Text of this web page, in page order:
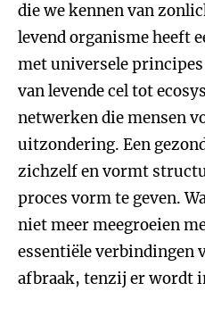
die we kennen van
levend organisme heeft
met universele
van levende cel tot
netwerken die mensen
uitzondering. Een
zichzelf en vormt
proces vorm te geven.
niet meer meegroeien
essentiële verbindingen
afbraak, tenzij er wordt